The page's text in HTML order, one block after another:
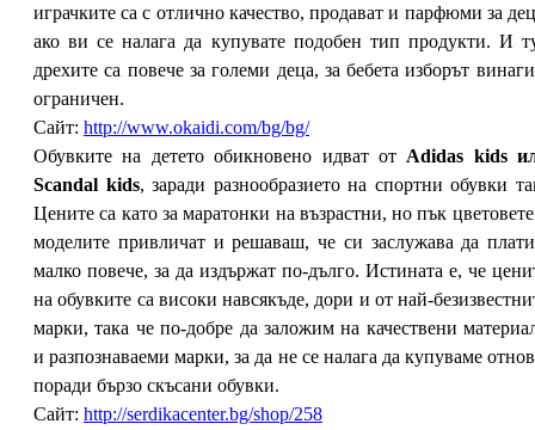
играчките са с отлично качество, продават и парфюми за
ако ви се налага да купувате подобен тип продукти. И
дрехите са повече за големи деца, за бебета изборът
ограничен.
Сайт: http://www.okaidi.com/bg/bg/
Обувките на детето обикновено идват от Adidas kids
Scandal kids, заради разнообразието на спортни обувки
Цените са като за маратонки на възрастни, но пък
моделите привличат и решаваш, че си заслужава да
малко повече, за да издържат по-дълго. Истината е, че
на обувките са високи навсякъде, дори и от най-
марки, така че по-добре да заложим на качествени
и разпознаваеми марки, за да не се налага да купуваме
поради бързо скъсани обувки.
Сайт: http://serdikacenter.bg/shop/258